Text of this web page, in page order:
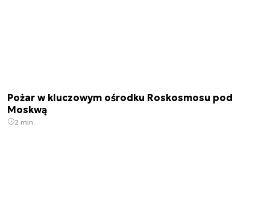
Pożar w kluczowym ośrodku Roskosmosu pod
Moskwą
2 min.